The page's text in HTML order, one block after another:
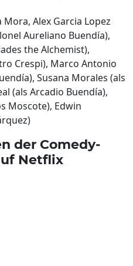
Alex Garcia Lopez
Aureliano Buendía),
the Alchemist),
Crespi), Marco Antonio
Susana Morales (als
(als Arcadio Buendía),
Moscote), Edwin
der Comedy-
Netflix